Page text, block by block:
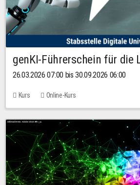
genKI-Führerschein für die
26.03.2026 07:00 bis 30.09.2026 06:00
Kurs Online-Kurs